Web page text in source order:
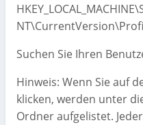
Suchen Sie Ihren
Hinweis: Wenn Sie auf
klicken, werden unter
Ordner aufgelistet.